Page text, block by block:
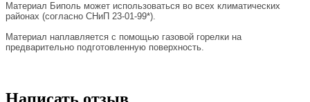
Материал Биполь может использоваться во всех климатических
районах (согласно СНиП 23-01-99*).
Материал наплавляется с помощью газовой горелки на
предварительно подготовленную поверхность.